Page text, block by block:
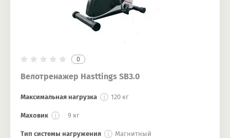
0
Велотренажер Hasttings SB3.0
Максимальная нагрузка 120 кг
Маховик 9 кг
Тип системы нагружения Магнитный